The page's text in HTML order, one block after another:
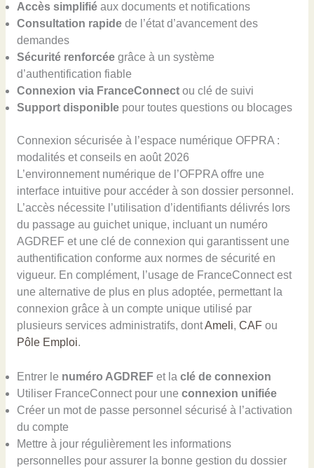
Accès simplifiéaux documents et notifications
Consultation rapidede l’état d’avancement des
demandes
Sécurité renforcéegrâce à un système
d’authentification fiable
Connexion via FranceConnectou clé de suivi
Support disponiblepour toutes questions ou blocages
Connexion sécurisée à l’espace numérique OFPRA :
modalités et conseils en août 2026
L’environnement numérique de l’OFPRA offre une
interface intuitive pour accéder à son dossier personnel.
L’accès nécessite l’utilisation d’identifiants délivrés lors
du passage au guichet unique, incluant un numéro
AGDREF et une clé de connexion qui garantissent une
authentification conforme aux normes de sécurité en
vigueur. En complément, l’usage de FranceConnect est
une alternative de plus en plus adoptée, permettant la
connexion grâce à un compte unique utilisé par
plusieurs services administratifs, dontAmeli, CAFou
Pôle Emploi.
Entrer le numéro AGDREFet la clé de connexion
Utiliser FranceConnect pour une connexion unifiée
Créer un mot de passe personnel sécurisé à l’activation
du compte
Mettre à jour régulièrement les informations
personnelles pour assurer la bonne gestion du dossier